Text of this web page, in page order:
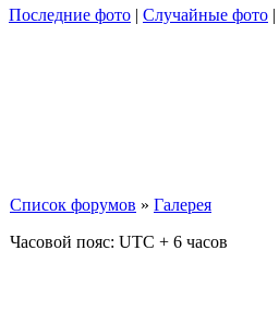
Последние фото | Случайные фото |
Список форумов » Галерея
Часовой пояс: UTC + 6 часов